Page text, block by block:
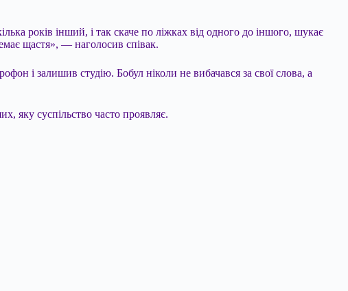
років інший, і так скаче по ліжках від одного до іншого, шукає
щастя», — наголосив співак.
і залишив студію. Бобул ніколи не вибачався за свої слова, а
яку суспільство часто проявляє.